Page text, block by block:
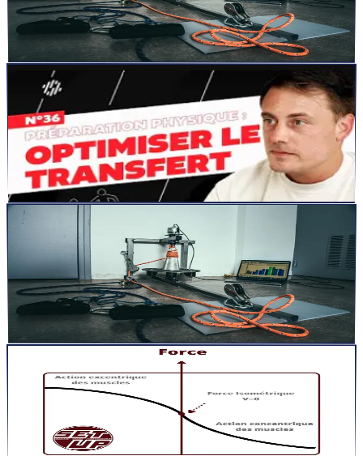
L&rsquo;entraînement iso-inertiel est une méthode révolutionnaire
dans le domaine de la réhabilitation, favorisant une r...
26 sept. 2024 min
Optimiser le transfert en préparation physique :
maximisez vos résultats sur le terrain
Optimiser le transfert en Préparation Physique : Maximisez vos
résultats sur le terrain Dans le monde de la préparation ...
Lire la suite
articles
26 sept. 2024
Les fondements scientifiques de l’entraînement iso-
inertiel : Un aperçu des recherches clés
L&rsquo;entraînement iso-inertiel engage les muscles de manière
complète à travers des phases concentriques et excentriq...
Introduction à l&rsquo;entraînement iso-inertiel :
Un game changer dans la performance athlétique
Qu&rsquo;est-ce que l&rsquo;entraînement iso-inertiel ?
L&rsquo;entraînement iso-inertiel est une technique révolutionna...